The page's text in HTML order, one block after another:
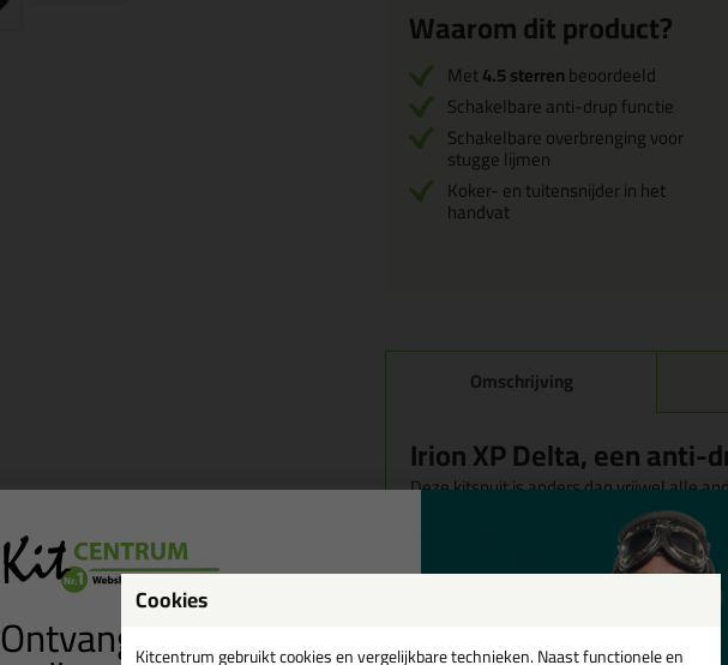
Waarom dit product?
Met4.5 sterrenbeoordeeld
Schakelbare anti-drup functie
Schakelbare overbrenging voor
stugge lijmen
Koker- en tuitensnijder in het
handvat
Omschrijving
Irion XP Delta, een anti-
Deze kitspuit is anders dan vrijwel alle
anders op een positieve manier!
Wat er anders is aan deze kitspuit is
Één van deze zorgt voor de 'Anti-drip'
nadrupt! Hierdoor is het morsen van
De tweede schakel regelt de
verspuiten, dan kan het handig zijn om
Cookies
Kitcentrum gebruikt cookies en vergelijkbare technieken. Naast functionele en
Ontvang een